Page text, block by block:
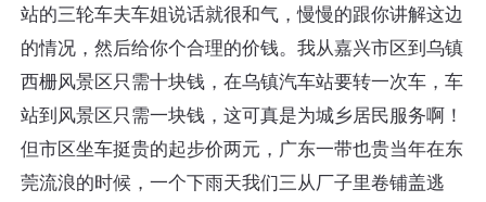
站的三轮车夫车姐说话就很和气，慢慢的跟你讲解这边
的情况，然后给你个合理的价钱。我从嘉兴市区到乌镇
西栅风景区只需十块钱，在乌镇汽车站要转一次车，车
站到风景区只需一块钱，这可真是为城乡居民服务啊！
但市区坐车挺贵的起步价两元，广东一带也贵当年在东
莞流浪的时候，一个下雨天我们三从厂子里卷铺盖逃